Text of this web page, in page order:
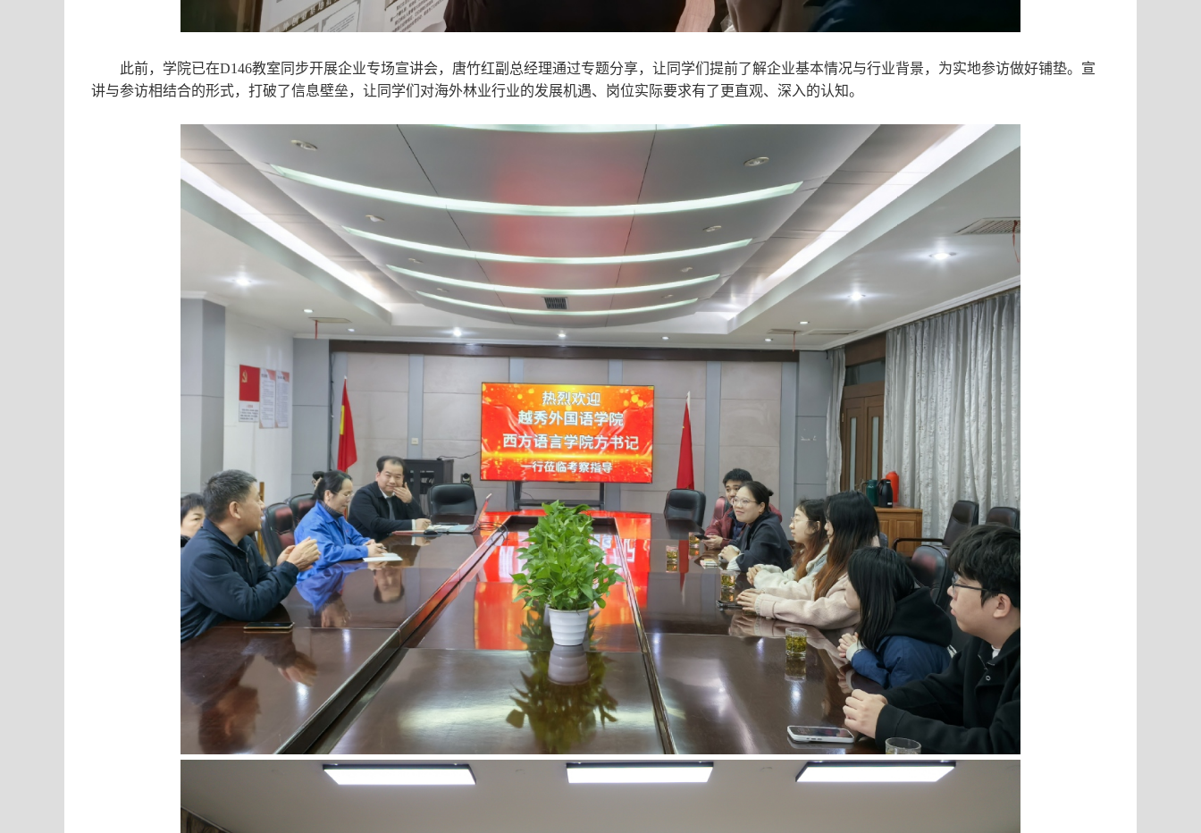
此前，学院已在D146教室同步开展企业专场宣讲会，唐竹红副总经理通过专题分享，让同学们提前了解企业基本情况与行业背景，为实地参访做好铺垫。宣
讲与参访相结合的形式，打破了信息壁垒，让同学们对海外林业行业的发展机遇、岗位实际要求有了更直观、深入的认知。